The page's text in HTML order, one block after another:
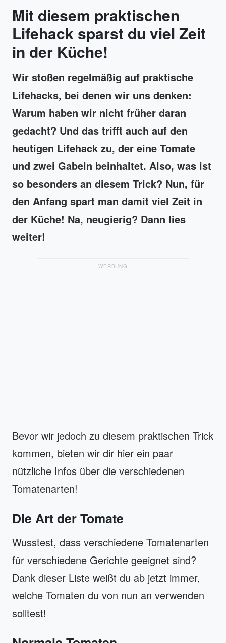
Mit diesem praktischen
Lifehack sparst du viel Zeit
in der Küche!
Wir stoßen regelmäßig auf praktische
Lifehacks, bei denen wir uns denken:
Warum haben wir nicht früher daran
gedacht? Und das trifft auch auf den
heutigen Lifehack zu, der eine Tomate
und zwei Gabeln beinhaltet. Also, was ist
so besonders an diesem Trick? Nun, für
den Anfang spart man damit viel Zeit in
der Küche! Na, neugierig? Dann lies
weiter!
WERBUNG
Bevor wir jedoch zu diesem praktischen Trick
kommen, bieten wir dir hier ein paar
nützliche Infos über die verschiedenen
Tomatenarten!
Die Art der Tomate
Wusstest, dass verschiedene Tomatenarten
für verschiedene Gerichte geeignet sind?
Dank dieser Liste weißt du ab jetzt immer,
welche Tomaten du von nun an verwenden
solltest!